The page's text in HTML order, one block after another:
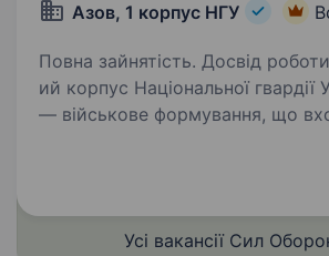
Азов, 1 корпус НГУ
Повна зайнятість. Досвід роботи
ий корпус Національної гвардії
— військове формування, що
та працювати разом…
Усі вакансії Сил